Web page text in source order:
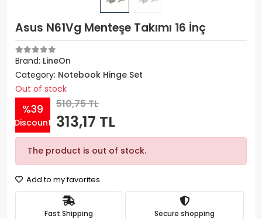
Asus N61Vg Menteşe Takımı 16 İnç
Brand: LineOn
Category: Notebook Hinge Set
Out of stock
%39
Discount
510,75 TL
313,17 TL
The product is out of stock.
Add to my favorites
Fast Shipping Secure shopping